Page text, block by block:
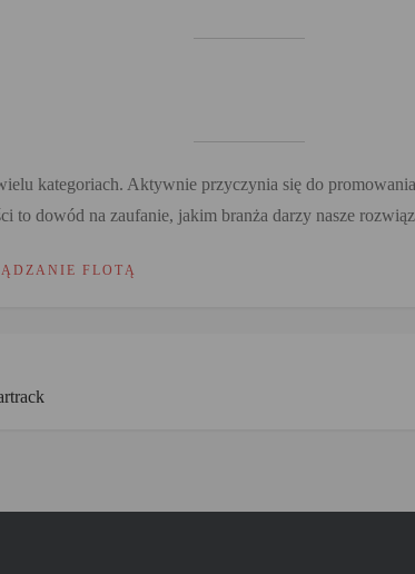
kategoriach. Aktywnie przyczynia się do
to dowód na zaufanie, jakim branża darzy nasze
FLOTĄ